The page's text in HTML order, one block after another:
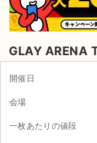
取扱チケット
ライブ・コンサート（
ライブ・コンサート（
イベント
スポーツ
開催日
会場
一枚あたりの値段